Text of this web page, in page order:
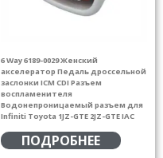
6 Way 6189-0029 Женский
акселератор Педаль дроссельной
заслонки ICM CDI Разъем
воспламенителя
Водонепроницаемый разъем для
Infiniti Toyota 1JZ-GTE 2JZ-GTE IAC
ПОДРОБНЕЕ